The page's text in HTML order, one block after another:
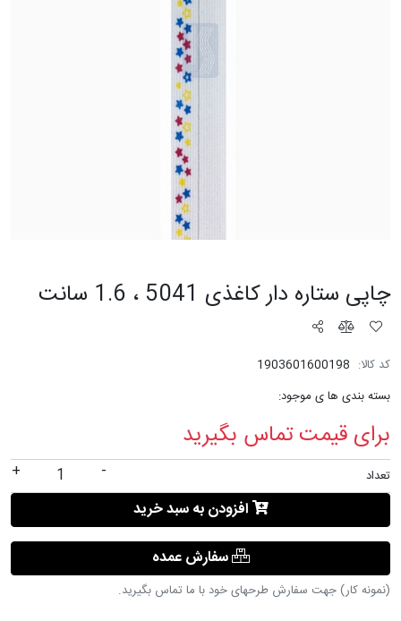
چاپی ستاره دار کاغذی 5041 ، 1.6 سانت
کد کالا: 1903601600198
بسته بندی ها ی موجود:
برای قیمت تماس بگیرید
تعداد -
+
افزودن به سبد خرید
سفارش عمده
(نمونه کار) جهت سفارش طرحهای خود با ما تماس بگیرید.